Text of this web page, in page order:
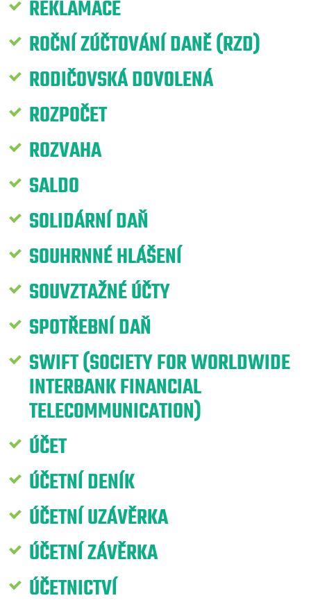
REKLAMACE
ROČNÍ ZÚČTOVÁNÍ DANĚ (RZD)
RODIČOVSKÁ DOVOLENÁ
ROZPOČET
ROZVAHA
SALDO
SOLIDÁRNÍ DAŇ
SOUHRNNÉ HLÁŠENÍ
SOUVZTAŽNÉ ÚČTY
SPOTŘEBNÍ DAŇ
SWIFT (SOCIETY FOR WORLDWIDE
INTERBANK FINANCIAL
TELECOMMUNICATION)
ÚČET
ÚČETNÍ DENÍK
ÚČETNÍ UZÁVĚRKA
ÚČETNÍ ZÁVĚRKA
ÚČETNICTVÍ